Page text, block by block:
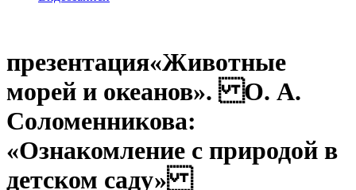
презентация«Животные
морей и океанов». О. А.
Соломенникова:
«Ознакомление с природой в
детском саду»